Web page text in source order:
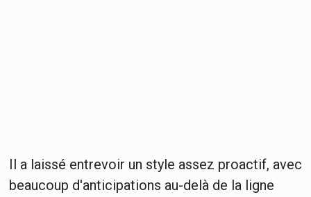
Il a laissé entrevoir un style assez proactif, avec
beaucoup d'anticipations au-delà de la ligne